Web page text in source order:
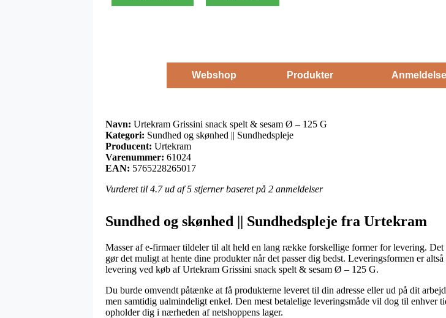
Webshop Produkter
Navn: Urtekram Grissini snack spelt & sesam Ø – 125 G
Kategori: Sundhed og skønhed || Sundhedspleje
Producent: Urtekram
Varenummer: 61024
EAN: 5765228265017
Vurderet til 4.7ud af 5 stjerner baseret på 2 anmeldelser
Sundhed og skønhed || Sundhedspleje fra Urtekram
Masser af e-firmaer tildeler til alt held en lang række forskellige former for levering.
gør det muligt at hente dine produkter når det passer dig bedst. Leveringsformen er
levering ved køb af Urtekram Grissini snack spelt & sesam Ø – 125 G.
Du burde omvendt påtænke at få produkterne leveret til din adresse eller ud på dit
men samtidig ualmindeligt enkel. Den mest betalelige leveringsmåde vil dog til enhver
opholder dig i nærheden af netshoppens lager.